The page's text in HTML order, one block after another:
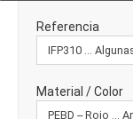
Referencia
Material / Color